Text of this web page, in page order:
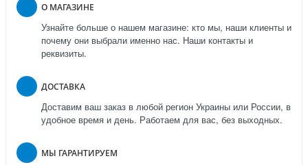
О МАГАЗИНЕ
Узнайте больше о нашем магазине: кто мы, наши клиенты и
почему они выбрали именно нас. Наши контакты и
реквизиты.
ДОСТАВКА
Доставим ваш заказ в любой регион Украины или России, в
удобное время и день. Работаем для вас, без выходных.
МЫ ГАРАНТИРУЕМ